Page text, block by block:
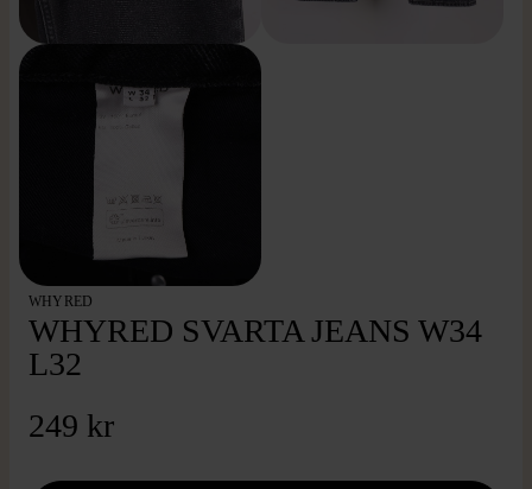
WHYRED
WHYRED SVARTA JEANS W34
L32
249 kr